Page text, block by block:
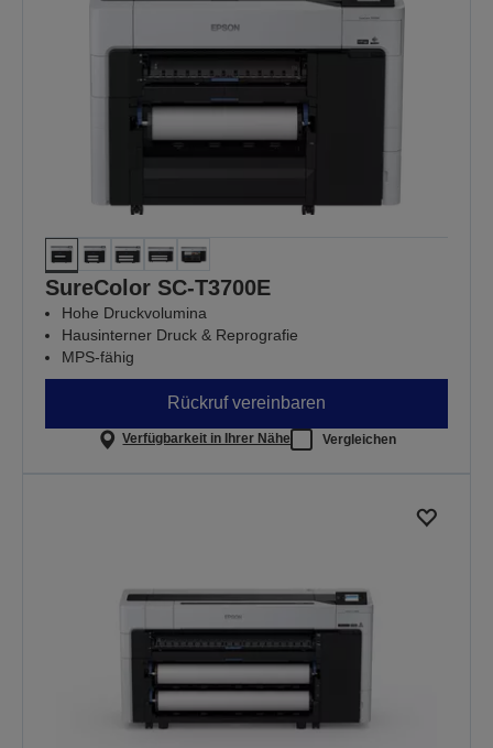
SureColor SC-T3700E
Hohe Druckvolumina
Hausinterner Druck & Reprografie
MPS-fähig
Rückruf vereinbaren
Verfügbarkeit in Ihrer Nähe Vergleichen